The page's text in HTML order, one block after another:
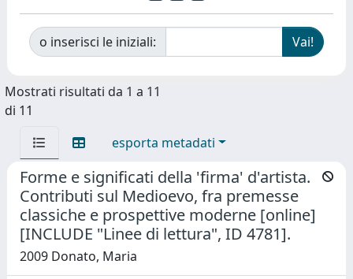
o inserisci le iniziali:
Mostrati risultati da 1 a 11
di 11
esporta metadati
Forme e significati della 'firma' d'artista.
Contributi sul Medioevo, fra premesse
classiche e prospettive moderne [online]
[INCLUDE "Linee di lettura", ID 4781].
2009 Donato, Maria